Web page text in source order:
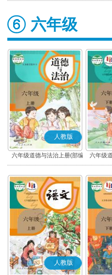
六年级
人教版
六年级道德与法治上册(部编
版)
六年级
人教版